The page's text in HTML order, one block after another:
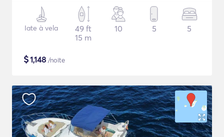
Iate à vela
49 ft
15 m
10 5 5
$1,148 /noite